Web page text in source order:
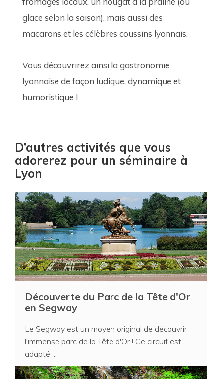
glace selon la saison), mais aussi des
macarons et les célèbres coussins lyonnais.
Vous découvrirez ainsi la gastronomie
lyonnaise de façon ludique, dynamique et
humoristique !
D’autres activités que vous
adorerez pour un séminaire à
Lyon
Découverte du Parc de la Tête d'Or
en Segway
Le Segway est un moyen original de découvrir
l'immense parc de la Tête d'Or ! Ce circuit est
adapté ...